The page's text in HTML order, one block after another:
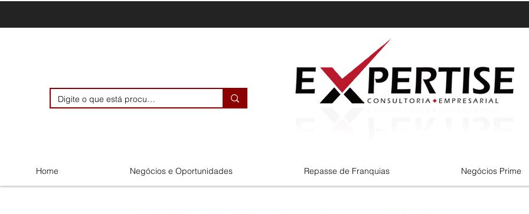
Home Negócios e Oportunidades Repasse de Franquias Negócios Prime